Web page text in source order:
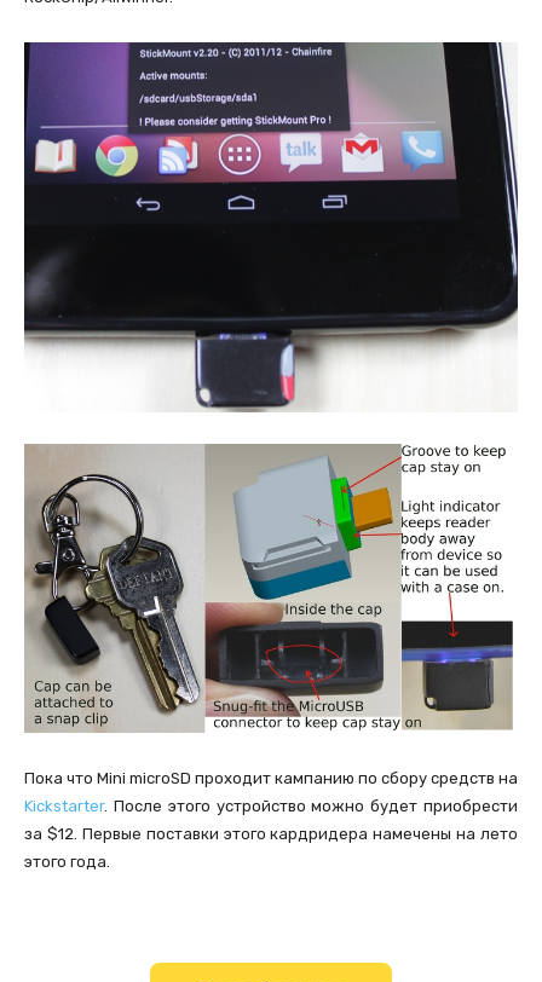
Пока что Mini microSD проходит кампанию по сбору средств на
Kickstarter. После этого устройство можно будет приобрести
за $12. Первые поставки этого кардридера намечены на лето
этого года.